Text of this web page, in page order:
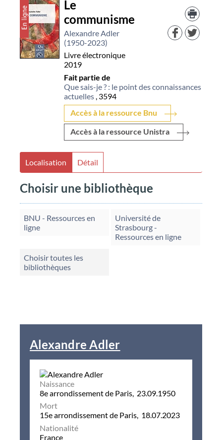
Détail
document
Le
communisme
Alexandre Adler
(1950-2023)
Livre électronique
2019
Fait partie de
Que sais-je ? : le point des connaissances
actuelles, 3594
Accès à la ressource Bnu
Accès à la ressource Unistra
Localisation Détail
Choisir une bibliothèque
BNU - Ressources en
ligne
Université de
Strasbourg -
Ressources en ligne
Choisir toutes les
bibliothèques
Alexandre Adler
Naissance
8e arrondissement de Paris, 23.09.1950
Mort
15e arrondissement de Paris, 18.07.2023
Nationalité
France